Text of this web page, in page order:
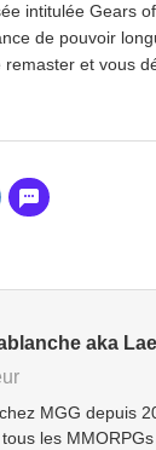
intitulée Gears
de pouvoir
et vous
aka
MGG depuis
les